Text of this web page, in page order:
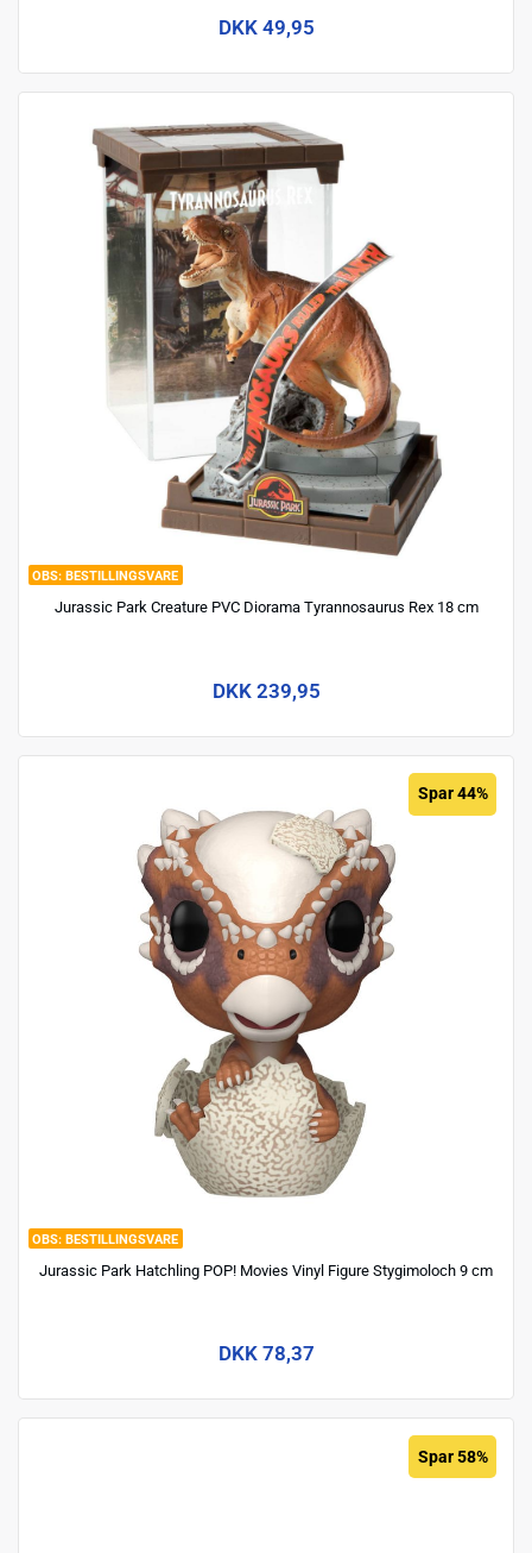
DKK 49,95
BESTILLINGSVARE
Jurassic Park Creature PVC Diorama Tyrannosaurus Rex 18 cm
DKK 239,95
BESTILLINGSVARE
Spar 44%
Jurassic Park Hatchling POP! Movies Vinyl Figure Stygimoloch 9 cm
DKK 78,37
Spar 58%